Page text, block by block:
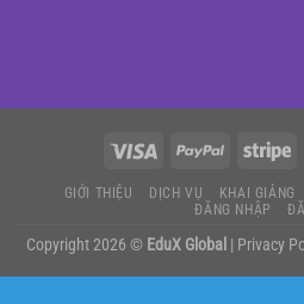
GIỚI THIỆU DỊCH VỤ KHAI GIẢNG
ĐĂNG NHẬP
Copyright 2026 © EduX Global | Privacy